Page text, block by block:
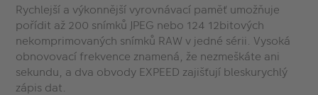
Rychlejší a výkonnější vyrovnávací paměť umožňuje
pořídit až 200 snímků JPEG nebo 124 12bitových
nekomprimovaných snímků RAW v jedné sérii. Vysoká
obnovovací frekvence znamená, že nezmeškáte ani
sekundu, a dva obvody EXPEED zajišťují bleskurychlý
zápis dat.